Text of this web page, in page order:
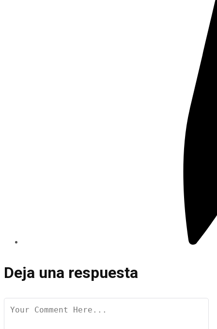
Deja una respuesta